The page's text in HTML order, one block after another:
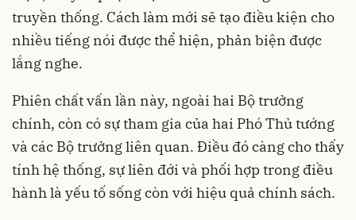
truyền thống. Cách làm mới sẽ tạo điều kiện cho
nhiều tiếng nói được thể hiện, phản biện được
lắng nghe.
Phiên chất vấn lần này, ngoài hai Bộ trưởng
chính, còn có sự tham gia của hai Phó Thủ tướng
và các Bộ trưởng liên quan. Điều đó càng cho thấy
tính hệ thống, sự liên đới và phối hợp trong điều
hành là yếu tố sống còn với hiệu quả chính sách.